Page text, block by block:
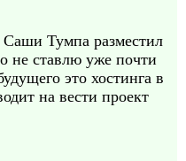
Тумпа разместил
ставлю уже почти
это хостинга в
на вести проект